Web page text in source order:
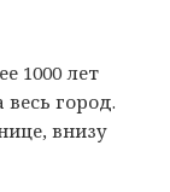
1000 лет
город.
внизу